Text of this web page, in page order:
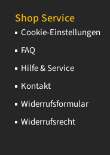
Shop Service
Cookie-Einstellungen
FAQ
Hilfe & Service
Kontakt
Widerrufsformular
Widerrufsrecht